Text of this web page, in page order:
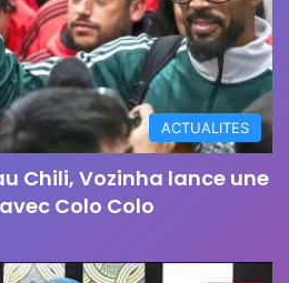
ACTUALITES
Chili, Vozinha lance une
Colo Colo